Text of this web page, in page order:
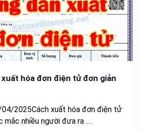
hóa đơn điện tử đơn giản
2025Cách xuất hóa đơn điện tử
mắc nhiều người đưa ra .…